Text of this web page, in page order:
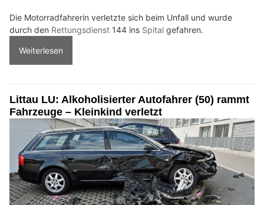
Die Motorradfahrerin verletzte sich beim Unfall und wurde
durch den Rettungsdienst 144 ins Spital gefahren.
Weiterlesen
Littau LU: Alkoholisierter Autofahrer (50) rammt
Fahrzeuge – Kleinkind verletzt